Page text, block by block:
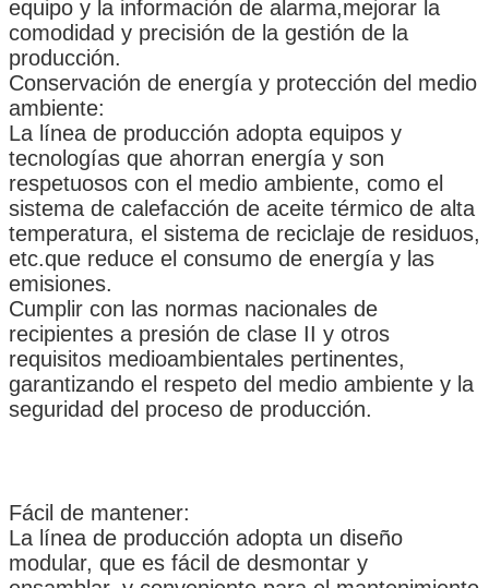
¡Te llamaremos pronto!
equipo y la información de alarma,mejorar la
comodidad y precisión de la gestión de la
producción.
Conservación de energía y protección del medio
ambiente:
La línea de producción adopta equipos y
tecnologías que ahorran energía y son
respetuosos con el medio ambiente, como el
sistema de calefacción de aceite térmico de alta
temperatura, el sistema de reciclaje de residuos,
etc.que reduce el consumo de energía y las
emisiones.
Cumplir con las normas nacionales de
recipientes a presión de clase II y otros
requisitos medioambientales pertinentes,
garantizando el respeto del medio ambiente y la
seguridad del proceso de producción.
Fácil de mantener:
La línea de producción adopta un diseño
modular, que es fácil de desmontar y